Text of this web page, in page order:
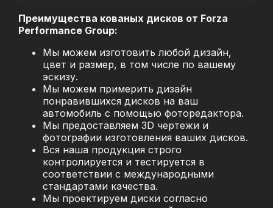
Преимущества кованых дисков от Forza
Performance Group:
Мы можем изготовить любой дизайн,
цвет и размер, в том числе по вашему
эскизу.
Мы можем примерить дизайн
понравившихся дисков на ваш
автомобиль с помощью фоторедактора.
Мы предоставляем 3D чертежи и
фотографии изготовления ваших дисков.
Вся наша продукция строго
контролируется и тестируется в
соответствии с международными
стандартами качества.
Мы проектируем диски согласно